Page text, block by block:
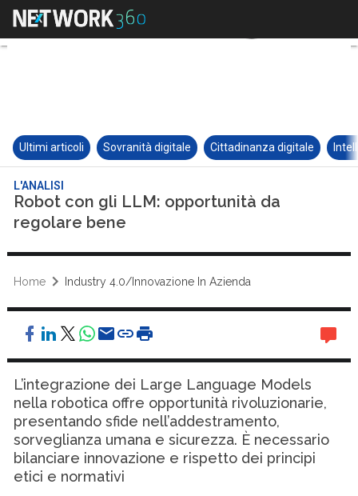
Ultimi articoli Sovranità digitale Cittadinanza digitale
L'ANALISI
Robot con gli LLM: opportunità da
regolare bene
Home Industry 4.0/Innovazione In Azienda
L’integrazione dei Large Language Models
nella robotica offre opportunità rivoluzionarie,
presentando sfide nell’addestramento,
sorveglianza umana e sicurezza. È necessario
bilanciare innovazione e rispetto dei principi
etici e normativi